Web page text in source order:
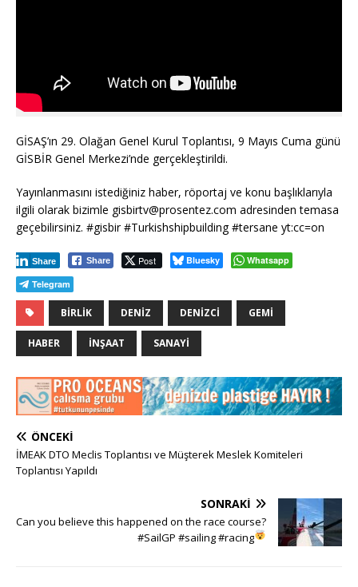
GİSAŞ’ın 29. Olağan Genel Kurul Toplantısı, 9 Mayıs Cuma günü
GİSBİR Genel Merkezi’nde gerçekleştirildi.
Yayınlanmasını istediğiniz haber, röportaj ve konu başlıklarıyla
ilgili olarak bizimle gisbirtv@prosentez.com adresinden temasa
geçebilirsiniz. #gisbir #Turkishshipbuilding #tersane yt:cc=on
Share Share Post Bluesky
Whatsapp
Telegram
BIRLIK DENIZ DENIZCI GEMI
HABER INŞAAT SANAYI
ÖNCEKI
İMEAK DTO Meclis Toplantısı ve Müşterek Meslek Komiteleri
Toplantısı Yapıldı
SONRAKI
Can you believe this happened on the race course?
#SailGP #sailing #racing